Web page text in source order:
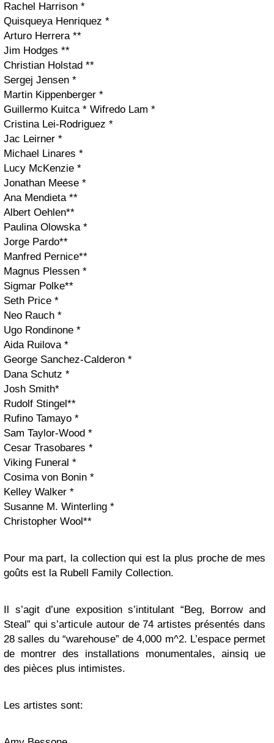
Rachel Harrison *
Quisqueya Henriquez *
Arturo Herrera **
Jim Hodges **
Christian Holstad **
Sergej Jensen *
Martin Kippenberger *
Guillermo Kuitca * Wifredo Lam *
Cristina Lei-Rodriguez *
Jac Leirner *
Michael Linares *
Lucy McKenzie *
Jonathan Meese *
Ana Mendieta **
Albert Oehlen**
Paulina Olowska *
Jorge Pardo**
Manfred Pernice**
Magnus Plessen *
Sigmar Polke**
Seth Price *
Neo Rauch *
Ugo Rondinone *
Aida Ruilova *
George Sanchez-Calderon *
Dana Schutz *
Josh Smith*
Rudolf Stingel**
Rufino Tamayo *
Sam Taylor-Wood *
Cesar Trasobares *
Viking Funeral *
Cosima von Bonin *
Kelley Walker *
Susanne M. Winterling *
Christopher Wool**
Pour ma part, la collection qui est la plus proche de mes
goûts est la Rubell Family Collection.
Il s’agit d’une exposition s’intitulant “Beg, Borrow and
Steal” qui s’articule autour de 74 artistes présentés dans
28 salles du “warehouse” de 4,000 m^2. L’espace permet
de montrer des installations monumentales, ainsiq ue
des pièces plus intimistes.
Les artistes sont: